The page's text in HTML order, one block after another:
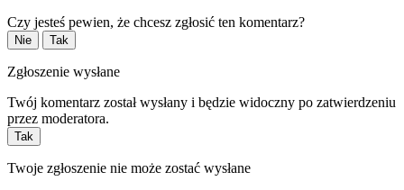
Czy jesteś pewien, że chcesz zgłosić ten komentarz?
Nie Tak
Zgłoszenie wysłane
Twój komentarz został wysłany i będzie widoczny po zatwierdzeniu
przez moderatora.
Tak
Twoje zgłoszenie nie może zostać wysłane